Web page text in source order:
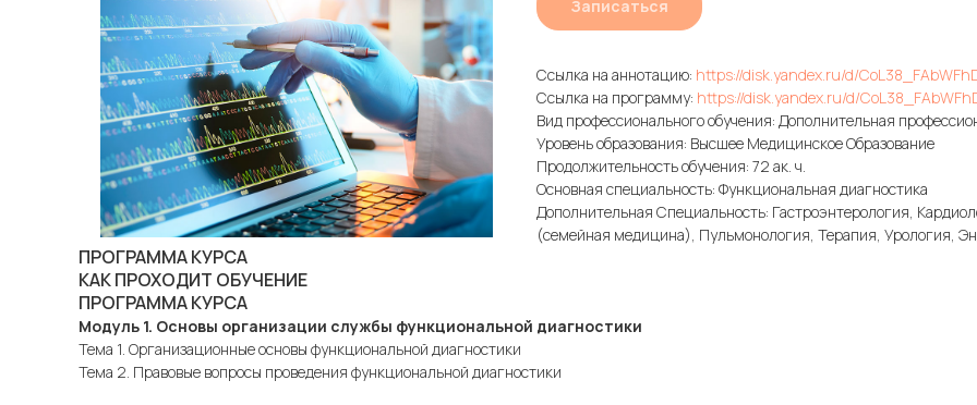
Записаться
Ссылка на аннотацию: https://disk.yandex.ru/d/
Ссылка на программу: https://disk.yandex.ru/d/
Вид профессионального обучения: Дополнительная
Уровень образования: Высшее Медицинское Образование
Продолжительность обучения: 72 ак. ч.
Основная специальность: Функциональная диагностика
Дополнительная Специальность: Гастроэнтерология,
(семейная медицина), Пульмонология, Терапия, Урология,
ПРОГРАММА КУРСА
КАК ПРОХОДИТ ОБУЧЕНИЕ
ПРОГРАММА КУРСА
Модуль 1. Основы организации службы функциональной диагностики
Тема 1. Организационные основы функциональной диагностики
Тема 2. Правовые вопросы проведения функциональной диагностики